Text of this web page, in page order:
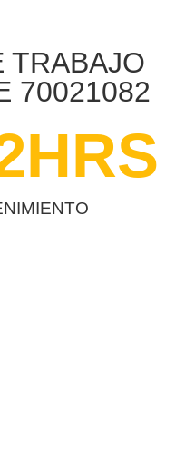
TRABAJO
70021082
HRS